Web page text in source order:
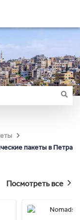
пакеты в Петра
Посмотреть все